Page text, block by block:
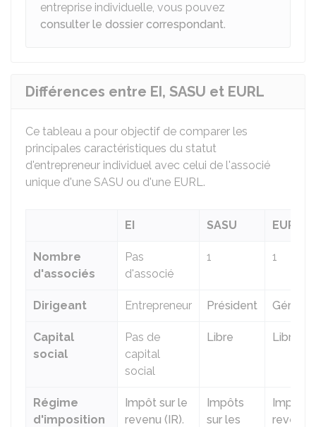
entreprise individuelle, vous pouvez
consulter le dossier correspondant.
Différences entre EI, SASU et EURL
Ce tableau a pour objectif de comparer les
principales caractéristiques du statut
d'entrepreneur individuel avec celui de l'associé
unique d'une SASU ou d'une EURL.
EI SASU EURL
Nombre
d'associés
Pas
d'associé
1 1
Dirigeant Entrepreneur Président Gérant
Capital
social
Pas de
capital
social
Libre Libre
Régime
d'imposition
Impôt sur le
revenu (IR).
Impôts
sur les
Impôts
revenu